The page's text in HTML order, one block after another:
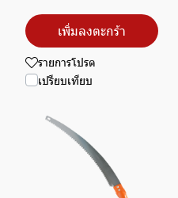
เพิ่มลงตะกร้า
รายการโปรด
เปรียบเทียบ